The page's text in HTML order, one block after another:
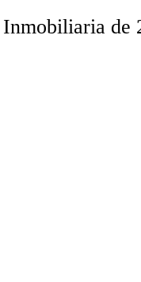
Inmobiliaria de